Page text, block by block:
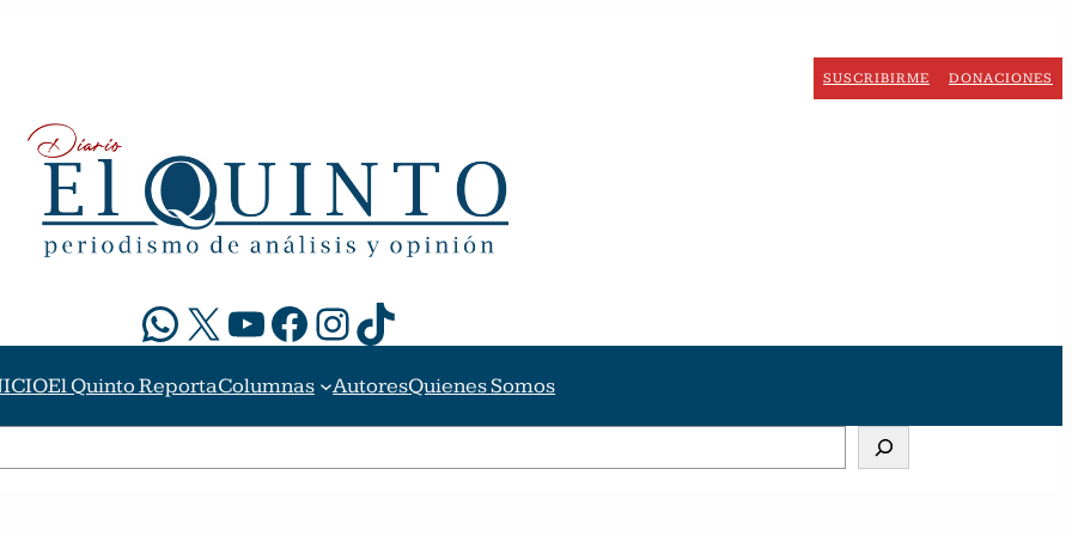
SUSCRIBIRME DONACIONES
WhatsApp
X YouTube
Facebook
Instagram
TikTok
El Quinto ReportaColumnas AutoresQuienes Somos